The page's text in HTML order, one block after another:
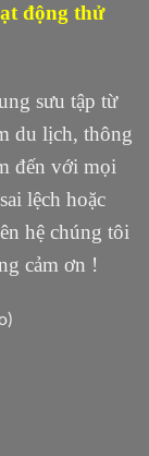
động thử
sưu tập từ
du lịch, thông
đến với mọi
lệch hoặc
hệ chúng tôi
cảm ơn !